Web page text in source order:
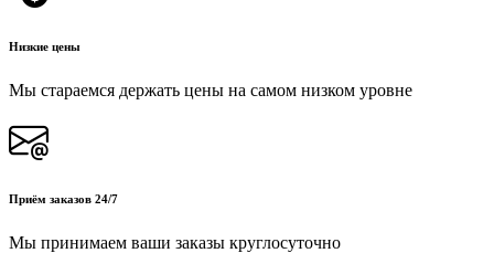
Низкие цены
Мы стараемся держать цены на самом низком уровне
Приём заказов 24/7
Мы принимаем ваши заказы круглосуточно